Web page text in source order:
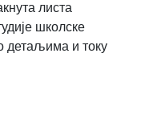
листа
школске
детаљима и току